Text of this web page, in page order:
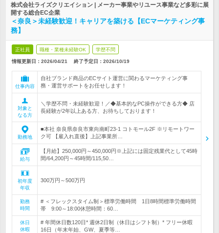
株式会社ライズクリエイション | メーカー事業やリユース事業など多彩に展
開する総合EC企業
＜奈良＞未経験歓迎！キャリアを築ける【ECマーケティング事
務】
正社員 職種・業種未経験OK 学歴不問
情報更新日：2026/04/21 終了予定日： 2026/10/19
仕事内容
自社ブランド商品のECサイト運営に関わるマーケティング事
務・運営サポートをお任せします！
対象と
なる方
＼学歴不問・未経験歓迎！／◆基本的なPC操作ができる方◆ 店
長経験が2年以上ある方、お待ちしております！
勤務地
■本社 奈良県奈良市東向南町23-1 コトモール2F ※リモートワー
ク可 【雇入れ直後】上記事業所…
給与
【月給】250,000円～450,000円※上記には固定残業代として45時
間/64,200円～45時間/115,50…
初年度
年収
300万円～500万円
勤務
時間
# ＜フレックスタイム制＞標準労働時間 1日8時間標準労働時間
帯 9:00～18:00休憩時間：60…
休日
休暇
# 年間休日数120日* 週休2日制（休日はシフト制）* フリー休暇
16日（年末年始、GW、夏季等…